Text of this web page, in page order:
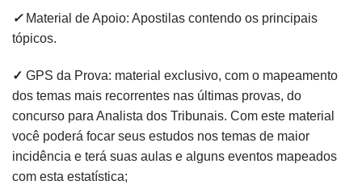
✓ Material de Apoio: Apostilas contendo os principais
tópicos.
✓ GPS da Prova: material exclusivo, com o mapeamento
dos temas mais recorrentes nas últimas provas, do
concurso para Analista dos Tribunais. Com este material
você poderá focar seus estudos nos temas de maior
incidência e terá suas aulas e alguns eventos mapeados
com esta estatística;